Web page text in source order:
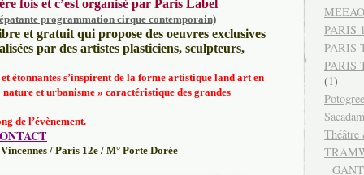
fois et c’est organisé par Paris Label
programmation cirque contemporain)
et gratuit qui propose des oeuvres exclusives
par des artistes plasticiens, sculpteurs,
étonnantes s’inspirent de la forme artistique land art en
et urbanisme » caractéristique des grandes
de l’évènement.
/ Paris 12e / M° Porte Dorée
MEEAO
PARIS
PARIS
PARIS
(1)
Sacadam